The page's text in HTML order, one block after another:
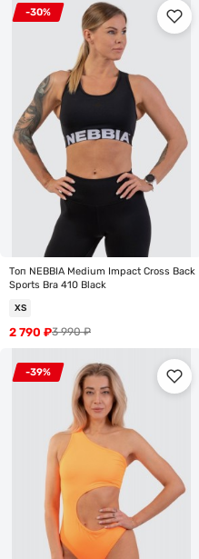
-30%
Топ NEBBIA Medium Impact Cross Back
Sports Bra 410 Black
XS
3 990₽
2 790 ₽
-39%